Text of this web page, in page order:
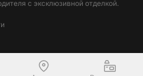
с эксклюзивной отделкой.